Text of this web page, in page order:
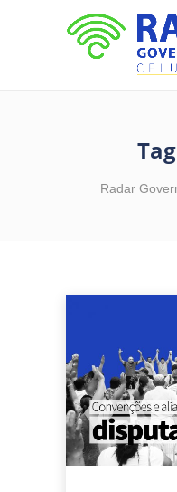
Radar